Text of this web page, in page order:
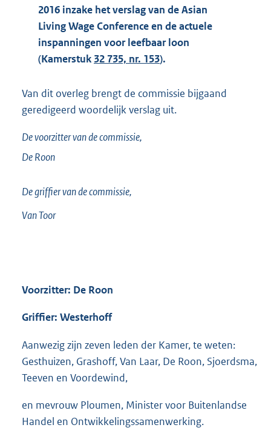
2016 inzake het verslag van de Asian
Living Wage Conference en de actuele
inspanningen voor leefbaar loon
(Kamerstuk 32 735, nr. 153).
Van dit overleg brengt de commissie bijgaand
geredigeerd woordelijk verslag uit.
De voorzitter van de commissie,
De Roon
De griffier van de commissie,
Van Toor
Voorzitter: De Roon
Griffier: Westerhoff
Aanwezig zijn zeven leden der Kamer, te weten:
Gesthuizen, Grashoff, Van Laar, De Roon, Sjoerdsma,
Teeven en Voordewind,
en mevrouw Ploumen, Minister voor Buitenlandse
Handel en Ontwikkelingssamenwerking.